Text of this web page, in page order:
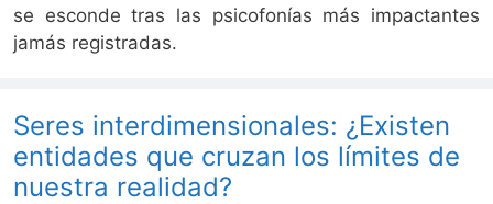
se esconde tras las psicofonías más impactantes
jamás registradas.
Seres interdimensionales: ¿Existen
entidades que cruzan los límites de
nuestra realidad?